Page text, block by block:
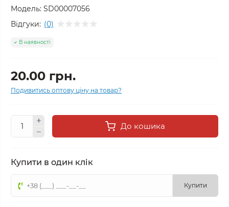
Модель: SD00007056
Відгуки: (0)
В наявності
20.00 грн.
Подивитись оптову ціну на товар?
До кошика
Купити в один клік
Купити